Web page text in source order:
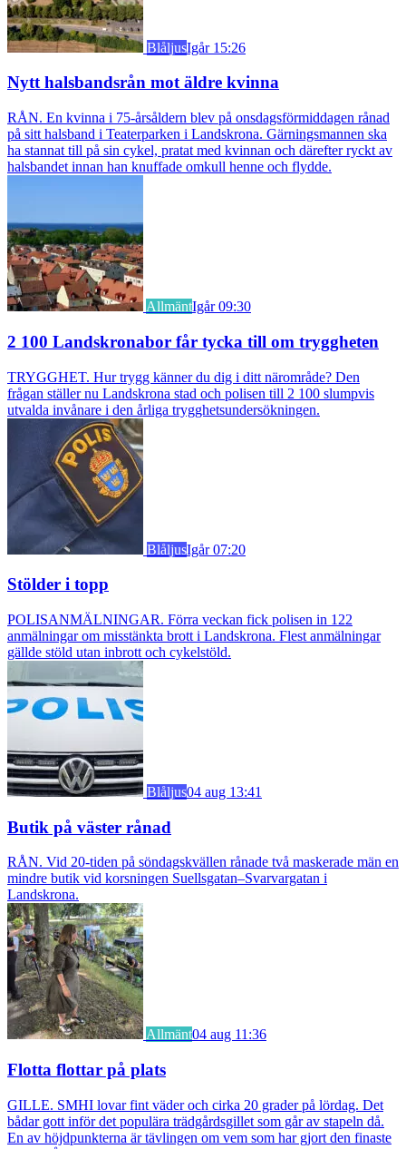
BlåljusIgår 15:26
Nytt halsbandsrån mot äldre kvinna
RÅN. En kvinna i 75-årsåldern blev på onsdagsförmiddagen rånad
på sitt halsband i Teaterparken i Landskrona. Gärningsmannen ska
ha stannat till på sin cykel, pratat med kvinnan och därefter ryckt av
halsbandet innan han knuffade omkull henne och flydde.
AllmäntIgår 09:30
2 100 Landskronabor får tycka till om tryggheten
TRYGGHET. Hur trygg känner du dig i ditt närområde? Den
frågan ställer nu Landskrona stad och polisen till 2 100 slumpvis
utvalda invånare i den årliga trygghetsundersökningen.
BlåljusIgår 07:20
Stölder i topp
POLISANMÄLNINGAR. Förra veckan fick polisen in 122
anmälningar om misstänkta brott i Landskrona. Flest anmälningar
gällde stöld utan inbrott och cykelstöld.
Blåljus04 aug 13:41
Butik på väster rånad
RÅN. Vid 20-tiden på söndagskvällen rånade två maskerade män en
mindre butik vid korsningen Suellsgatan–Svarvargatan i
Landskrona.
Allmänt04 aug 11:36
Flotta flottar på plats
GILLE. SMHI lovar fint väder och cirka 20 grader på lördag. Det
bådar gott inför det populära trädgårdsgillet som går av stapeln då.
En av höjdpunkterna är tävlingen om vem som har gjort den finaste